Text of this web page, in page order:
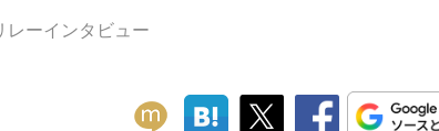
レーインタビュー